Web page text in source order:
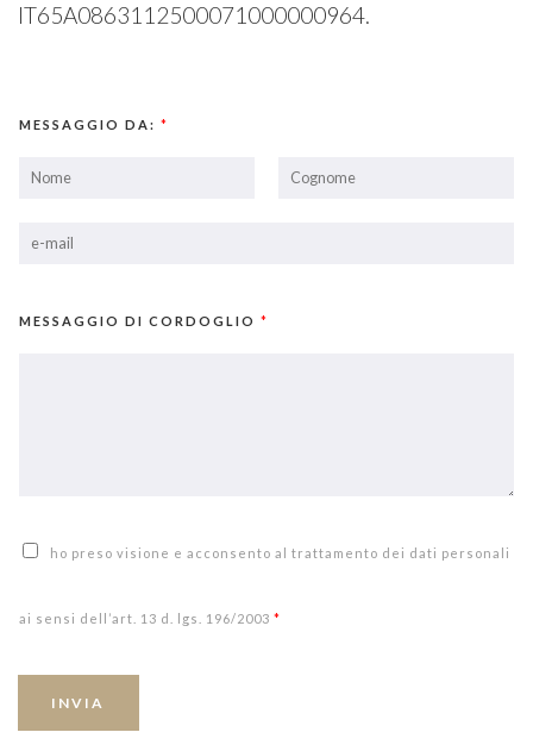
IT65A0863112500071000000964.
MESSAGGIO DA: *
MESSAGGIO DI CORDOGLIO *
ho preso visione e acconsento al trattamento dei dati personali
ai sensi dell’art. 13 d. lgs. 196/2003 *
INVIA